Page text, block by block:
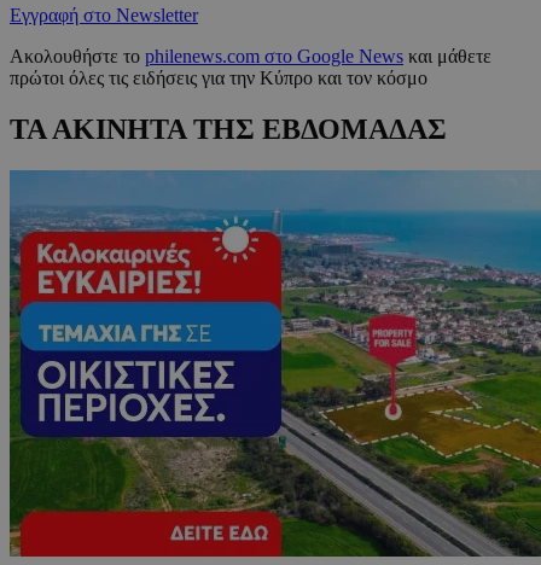
Εγγραφή στο Newsletter
Ακολουθήστε το philenews.com στο Google News και μάθετε
πρώτοι όλες τις ειδήσεις για την Κύπρο και τον κόσμο
ΤΑ ΑΚΙΝΗΤΑ ΤΗΣ ΕΒΔΟΜΑΔΑΣ